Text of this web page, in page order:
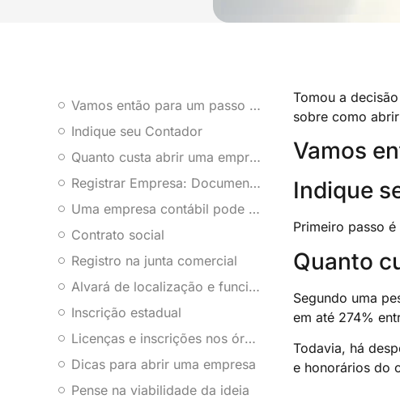
Vamos então para um passo a passo para tirar as ideias do papel :
Indique seu Contador
Quanto custa abrir uma empresa?
Registrar Empresa: Documentos Necessários
Uma empresa contábil pode auxiliar você nos passos seguintes :
Contrato social
Registro na junta comercial
Alvará de localização e funcionamento
Inscrição estadual
Licenças e inscrições nos órgãos de regulação estaduais e municipais
Dicas para abrir uma empresa
Pense na viabilidade da ideia
Tomou a
sobre como
Vamos
Indique
Primeiro passo
Quanto
Segundo uma
em até 274%
Todavia, há
e honorários do